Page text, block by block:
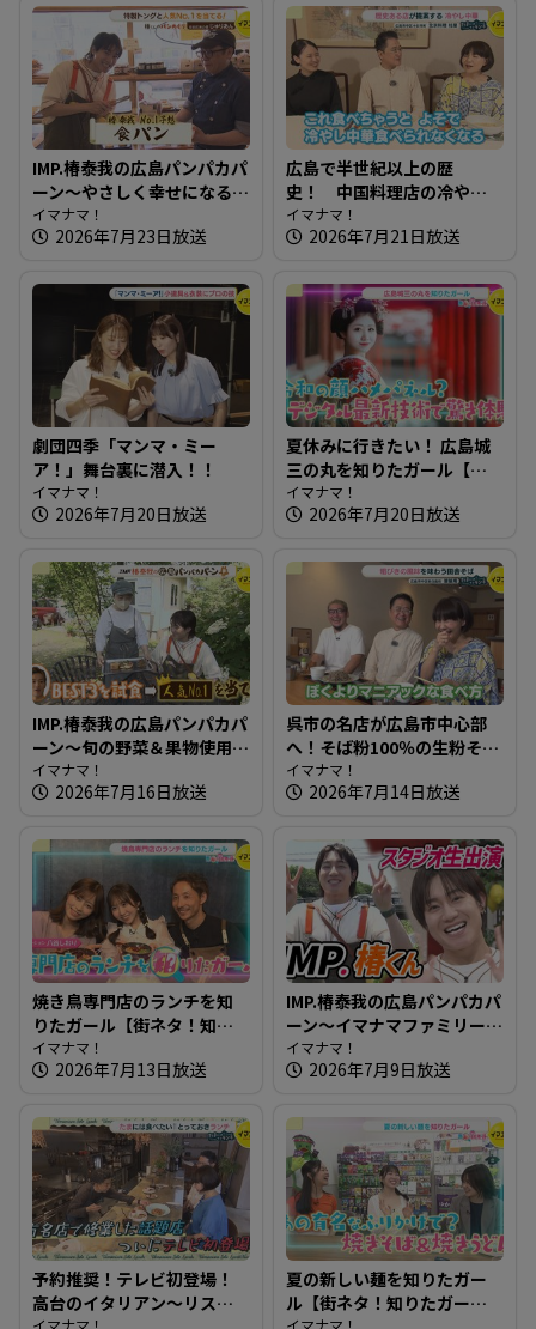
IMP.椿泰我の広島パンパカパ
ーン～やさしく幸せになる
パン屋さん
イマナマ！
2026年7月23日放送
広島で半世紀以上の歴
史！ 中国料理店の冷やし
中華～ 北京料理 桂蘭【たま
にはそとランチ】
イマナマ！
2026年7月21日放送
劇団四季「マンマ・ミー
ア！」舞台裏に潜入！！
イマナマ！
2026年7月20日放送
夏休みに行きたい！ 広島城
三の丸を知りたガール【街
ネタ！知りたガール】
イマナマ！
2026年7月20日放送
IMP.椿泰我の広島パンパカパ
ーン～旬の野菜＆果物使用
のパン オリジナリティ満載
のパン屋さんへ
イマナマ！
2026年7月16日放送
呉市の名店が広島市中心部
へ！そば粉100％の生粉そば
～饕餮庵【たまにはそとラ
ンチ】
イマナマ！
2026年7月14日放送
焼き鳥専門店のランチを知
りたガール【街ネタ！知り
たガール】
イマナマ！
2026年7月13日放送
IMP.椿泰我の広島パンパカパ
ーン～イマナマファミリー
IMP. 椿泰我くん2度目のスタ
ジオ登場！
イマナマ！
2026年7月9日放送
予約推奨！テレビ初登場！
高台のイタリアン～リスト
イマナマ！
夏の新しい麺を知りたガー
ル【街ネタ！知りたガー
イマナマ！